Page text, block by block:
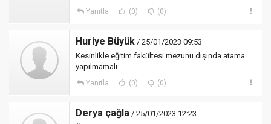
Yanıtla (0) (0)
Huriye Büyük / 25/01/2023 09:53
Kesinlikle eğitim fakültesi mezunu dışında atama
yapılmamalı.
Yanıtla (0) (0)
Derya çağla / 25/01/2023 12:23